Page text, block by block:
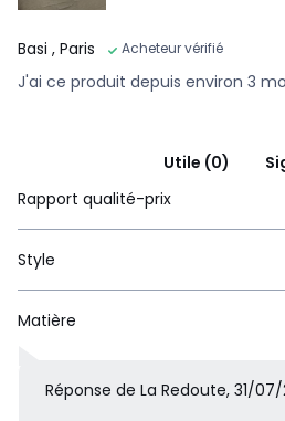
Basi , Paris Acheteur vérifié
J'ai ce produit depuis environ 3
Utile (0)
Rapport qualité-prix
Style
Matière
Réponse de La Redoute, 31/